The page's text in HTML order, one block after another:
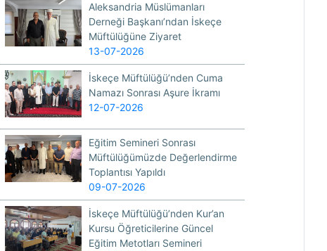
Aleksandria Müslümanları
Derneği Başkanı’ndan İskeçe
Müftülüğüne Ziyaret
13-07-2026
İskeçe Müftülüğü’nden Cuma
Namazı Sonrası Aşure İkramı
12-07-2026
Eğitim Semineri Sonrası
Müftülüğümüzde Değerlendirme
Toplantısı Yapıldı
09-07-2026
İskeçe Müftülüğü’nden Kur’an
Kursu Öğreticilerine Güncel
Eğitim Metotları Semineri